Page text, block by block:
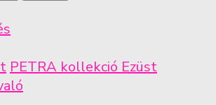
PETRA kollekció Ezüst